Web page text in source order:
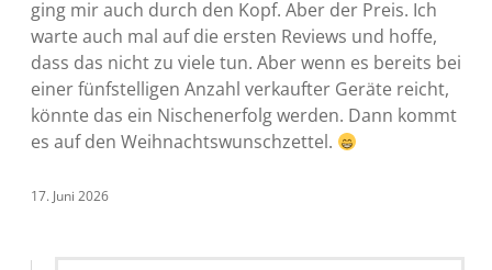
ging mir auch durch den Kopf. Aber der Preis. Ich
warte auch mal auf die ersten Reviews und hoffe,
dass das nicht zu viele tun. Aber wenn es bereits bei
einer fünfstelligen Anzahl verkaufter Geräte reicht,
könnte das ein Nischenerfolg werden. Dann kommt
es auf den Weihnachtswunschzettel.
17. Juni 2026